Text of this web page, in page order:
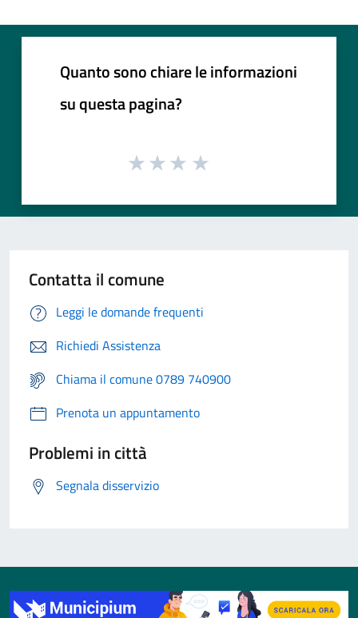
Quanto sono chiare le informazioni
su questa pagina?
Contatta il comune
Leggi le domande frequenti
Richiedi Assistenza
Chiama il comune 0789 740900
Prenota un appuntamento
Problemi in città
Segnala disservizio